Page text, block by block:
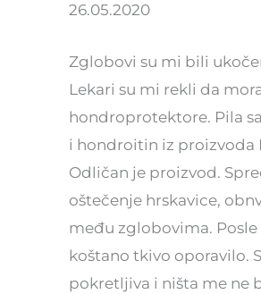
26.05.2020
Zglobovi su mi bili
Lekari su mi rekli da
hondroprotektore. Pila
i hondroitin iz proizvoda
Odličan je proizvod.
oštečenje hrskavice,
među zglobovima. Posle
koštano tkivo oporavilo.
pokretljiva i ništa me ne